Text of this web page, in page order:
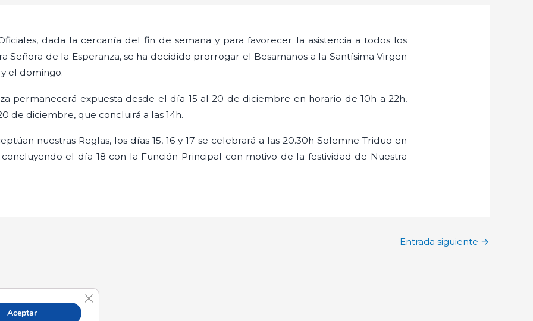
dada la cercanía del fin de semana y para favorecer la asistencia a todos los
Señora de la Esperanza, se ha decidido prorrogar el Besamanos a la Santísima Virgen
el domingo.
permanecerá expuesta desde el día 15 al 20 de diciembre en horario de 10h a 22h,
de diciembre, que concluirá a las 14h.
nuestras Reglas, los días 15, 16 y 17 se celebrará a las 20.30h Solemne Triduo en
el día 18 con la Función Principal con motivo de la festividad de Nuestra
Entrada siguiente →
Aceptar
Cerrar el banner de cookies RGPD